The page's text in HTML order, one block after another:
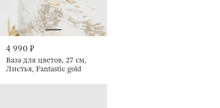
4 990 ₽
Ваза для цветов, 27 см,
Листья, Fantastic gold